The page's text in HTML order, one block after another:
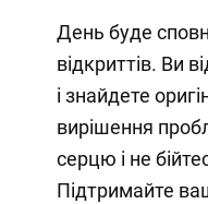
День буде
відкриттів. Ви
і знайдете
вирішення
серцю і не
Підтримайте